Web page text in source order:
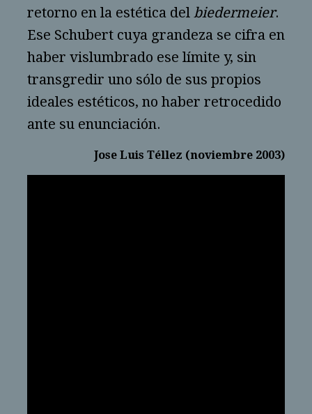
retorno en la estética del biedermeier.
Ese Schubert cuya grandeza se cifra en
haber vislumbrado ese límite y, sin
transgredir uno sólo de sus propios
ideales estéticos, no haber retrocedido
ante su enunciación.
Jose Luis Téllez (noviembre 2003)